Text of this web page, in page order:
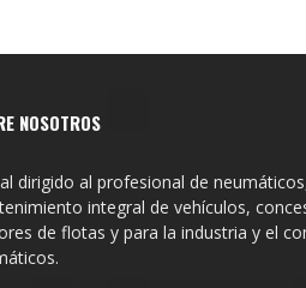
NOSOTROS
dirigido al profesional de
integral de vehículos,
de flotas y para la industria y el